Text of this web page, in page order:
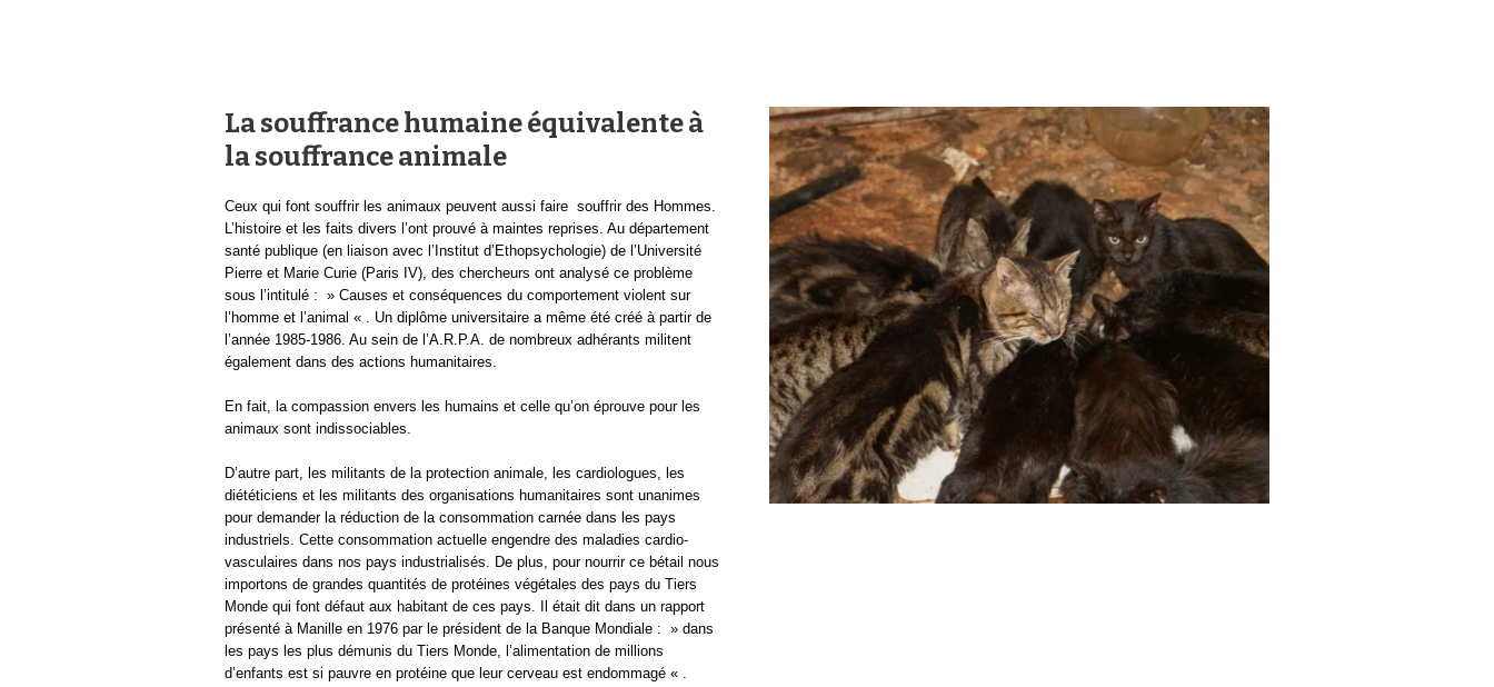
La souffrance humaine équivalente à
la souffrance animale
Ceux qui font souffrir les animaux peuvent aussi faire souffrir des Hommes.
L’histoire et les faits divers l’ont prouvé à maintes reprises. Au département
santé publique (en liaison avec l’Institut d’Ethopsychologie) de l’Université
Pierre et Marie Curie (Paris IV), des chercheurs ont analysé ce problème
sous l’intitulé : » Causes et conséquences du comportement violent sur
l’homme et l’animal « . Un diplôme universitaire a même été créé à partir de
l’année 1985-1986. Au sein de l’A.R.P.A. de nombreux adhérants militent
également dans des actions humanitaires.
En fait, la compassion envers les humains et celle qu’on éprouve pour les
animaux sont indissociables.
D’autre part, les militants de la protection animale, les cardiologues, les
diététiciens et les militants des organisations humanitaires sont unanimes
pour demander la réduction de la consommation carnée dans les pays
industriels. Cette consommation actuelle engendre des maladies cardio-
vasculaires dans nos pays industrialisés. De plus, pour nourrir ce bétail nous
importons de grandes quantités de protéines végétales des pays du Tiers
Monde qui font défaut aux habitant de ces pays. Il était dit dans un rapport
présenté à Manille en 1976 par le président de la Banque Mondiale : » dans
les pays les plus démunis du Tiers Monde, l’alimentation de millions
d’enfants est si pauvre en protéine que leur cerveau est endommagé « .